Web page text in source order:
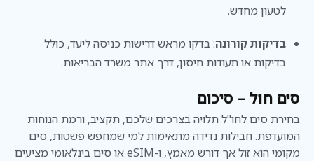
לטעון מחדש.
בדיקות קורונה: בדקו מראש דרישות כניסה ליעד, כולל
בדיקות או תעודות חיסון, דרך אתר משרד הבריאות.
סים חול – סיכום
בחירת סים לחו"ל תלויה בצרכים שלכם, תקציב, ורמת הנוחות
המועדפת. חבילות נדידה מתאימות למי שמחפש פשטות, סים
מקומי הוא זול אך דורש מאמץ, ו-eSIM או סים בינלאומי מציעים